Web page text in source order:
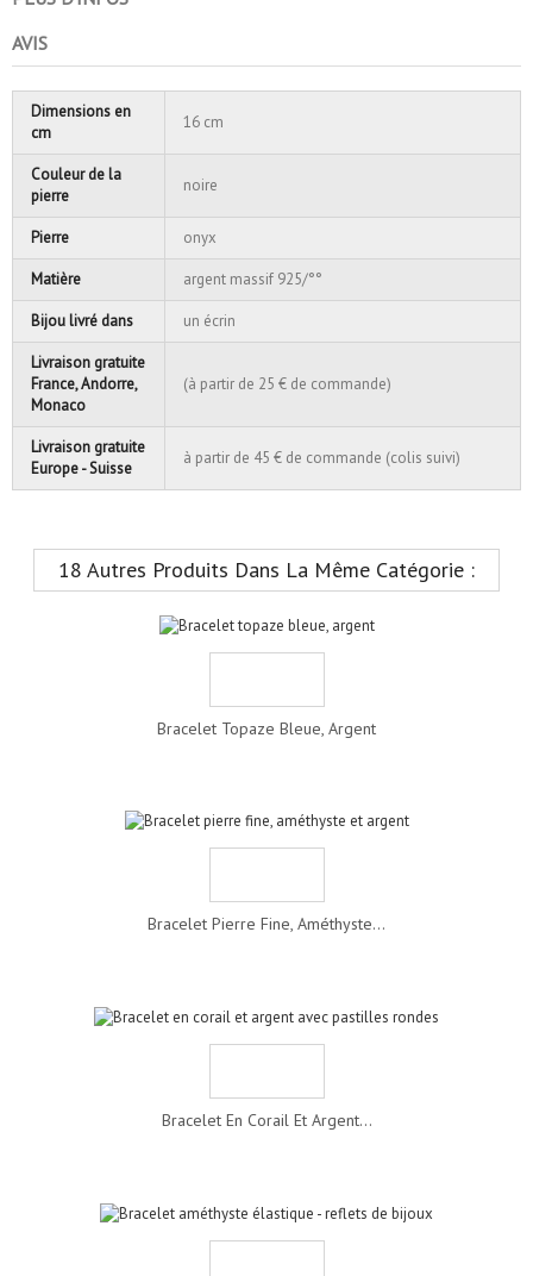
AVIS
Dimensions en
cm
16 cm
Couleur de la
pierre
noire
Pierre onyx
Matière argent massif 925/°°
Bijou livré dans un écrin
Livraison gratuite
France, Andorre,
Monaco
(à partir de 25 € de commande)
Livraison gratuite
Europe - Suisse
à partir de 45 € de commande (colis suivi)
18 Autres Produits Dans La Même Catégorie :
Bracelet Topaze Bleue, Argent
Bracelet Pierre Fine, Améthyste...
Bracelet En Corail Et Argent...